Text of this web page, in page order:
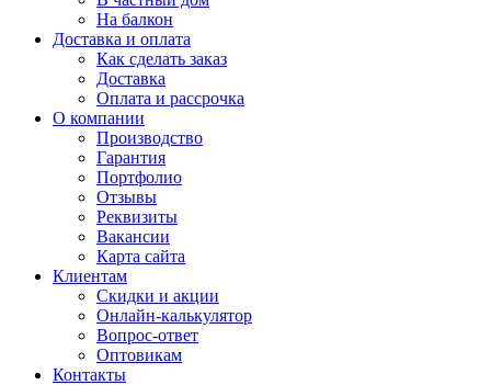
На балкон
Доставка и оплата
Как сделать заказ
Доставка
Оплата и рассрочка
О компании
Производство
Гарантия
Портфолио
Отзывы
Реквизиты
Вакансии
Карта сайта
Клиентам
Скидки и акции
Онлайн-калькулятор
Вопрос-ответ
Оптовикам
Контакты